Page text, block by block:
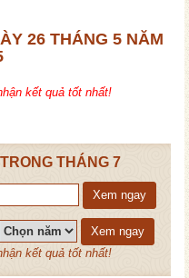
26 THÁNG 5 NĂM
kết quả tốt nhất!
THÁNG 7
Xem ngay
Xem ngay
kết quả tốt nhất!